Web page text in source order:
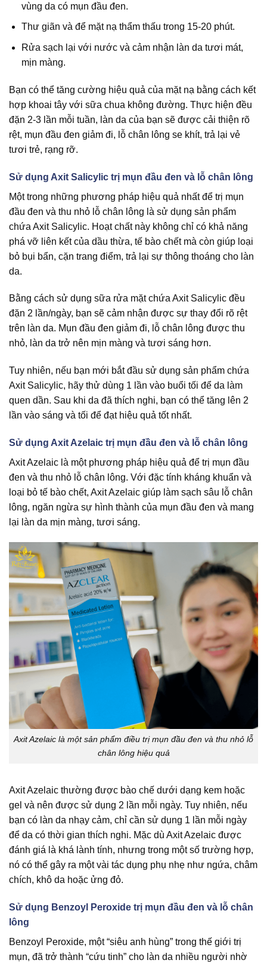
vùng da có mụn đầu đen.
Thư giãn và để mặt nạ thẩm thấu trong 15-20 phút.
Rửa sạch lại với nước và cảm nhận làn da tươi mát,
mịn màng.
Bạn có thể tăng cường hiệu quả của mặt nạ bằng cách kết
hợp khoai tây với sữa chua không đường. Thực hiện đều
đặn 2-3 lần mỗi tuần, làn da của bạn sẽ được cải thiện rõ
rệt, mụn đầu đen giảm đi, lỗ chân lông se khít, trả lại vẻ
tươi trẻ, rạng rỡ.
Sử dụng Axit Salicylic trị mụn đầu đen và lỗ chân lông
Một trong những phương pháp hiệu quả nhất để trị mụn
đầu đen và thu nhỏ lỗ chân lông là sử dụng sản phẩm
chứa Axit Salicylic. Hoạt chất này không chỉ có khả năng
phá vỡ liên kết của dầu thừa, tế bào chết mà còn giúp loại
bỏ bụi bẩn, cặn trang điểm, trả lại sự thông thoáng cho làn
da.
Bằng cách sử dụng sữa rửa mặt chứa Axit Salicylic đều
đặn 2 lần/ngày, bạn sẽ cảm nhận được sự thay đổi rõ rệt
trên làn da. Mụn đầu đen giảm đi, lỗ chân lông được thu
nhỏ, làn da trở nên mịn màng và tươi sáng hơn.
Tuy nhiên, nếu bạn mới bắt đầu sử dụng sản phẩm chứa
Axit Salicylic, hãy thử dùng 1 lần vào buổi tối để da làm
quen dần. Sau khi da đã thích nghi, bạn có thể tăng lên 2
lần vào sáng và tối để đạt hiệu quả tốt nhất.
Sử dụng Axit Azelaic trị mụn đầu đen và lỗ chân lông
Axit Azelaic là một phương pháp hiệu quả để trị mụn đầu
đen và thu nhỏ lỗ chân lông. Với đặc tính kháng khuẩn và
loại bỏ tế bào chết, Axit Azelaic giúp làm sạch sâu lỗ chân
lông, ngăn ngừa sự hình thành của mụn đầu đen và mang
lại làn da mịn màng, tươi sáng.
Axit Azelaic là một sản phẩm điều trị mụn đầu đen và thu nhỏ lỗ
chân lông hiệu quả
Axit Azelaic thường được bào chế dưới dạng kem hoặc
gel và nên được sử dụng 2 lần mỗi ngày. Tuy nhiên, nếu
bạn có làn da nhạy cảm, chỉ cần sử dụng 1 lần mỗi ngày
để da có thời gian thích nghi. Mặc dù Axit Azelaic được
đánh giá là khá lành tính, nhưng trong một số trường hợp,
nó có thể gây ra một vài tác dụng phụ nhẹ như ngứa, châm
chích, khô da hoặc ửng đỏ.
Sử dụng Benzoyl Peroxide trị mụn đầu đen và lỗ chân
lông
Benzoyl Peroxide, một “siêu anh hùng” trong thế giới trị
mụn, đã trở thành “cứu tinh” cho làn da nhiều người nhờ